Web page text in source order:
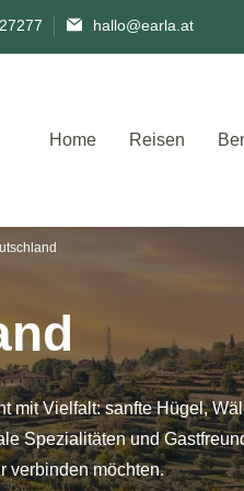
hallo@earla.at
Home Reisen
mit Vielfalt: sanfte Hügel,
Spezialitäten und
verbinden möchten.